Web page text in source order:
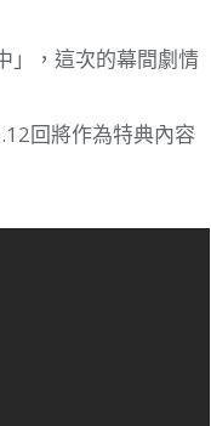
」，這次的幕間劇情
回將作為特典內容